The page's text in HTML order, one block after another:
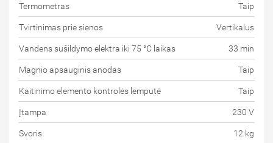
Termometras Taip
Tvirtinimas prie sienos Vertikalus
Vandens sušildymo elektra iki 75 °C laikas 33 min
Magnio apsauginis anodas Taip
Kaitinimo elemento kontrolės lemputė Taip
Įtampa 230 V
Svoris 12 kg